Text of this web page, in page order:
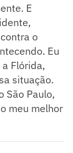
E
o
Eu
Flórida,
situação.
São Paulo,
meu melhor